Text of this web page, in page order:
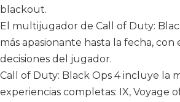
blackout.
El multijugador de Call of Duty:
más apasionante hasta la fecha,
decisiones del jugador.
Call of Duty: Black Ops 4 incluye la
experiencias completas: IX, Voyage